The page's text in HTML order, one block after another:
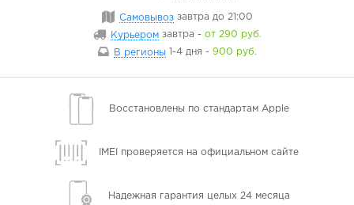
Самовывоз завтра до 21:00
Курьером завтра - от 290 руб.
В регионы
1-4 дня - 900 руб.
Восстановлены по стандартам Apple
IMEI проверяется на официальном сайте
Надежная гарантия целых 24 месяца